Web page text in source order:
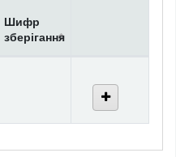
Шифр
зберігання